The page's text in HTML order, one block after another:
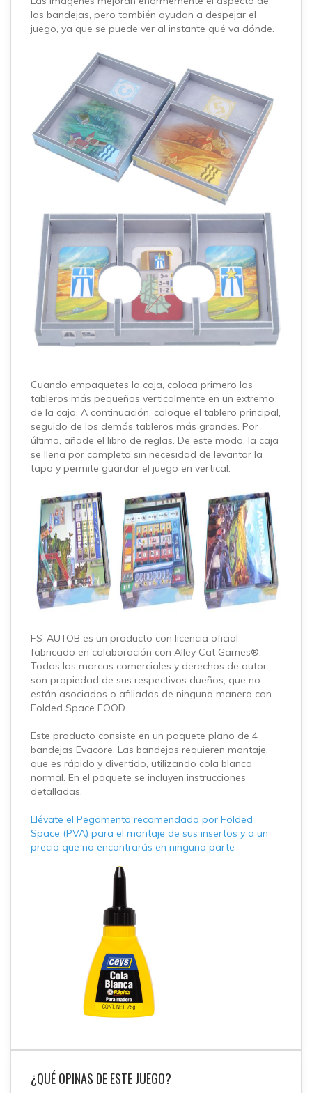
las bandejas, pero también ayudan a despejar el
juego, ya que se puede ver al instante qué va dónde.
Cuando empaquetes la caja, coloca primero los
tableros más pequeños verticalmente en un extremo
de la caja. A continuación, coloque el tablero principal,
seguido de los demás tableros más grandes. Por
último, añade el libro de reglas. De este modo, la caja
se llena por completo sin necesidad de levantar la
tapa y permite guardar el juego en vertical.
FS-AUTOB es un producto con licencia oficial
fabricado en colaboración con Alley Cat Games®.
Todas las marcas comerciales y derechos de autor
son propiedad de sus respectivos dueños, que no
están asociados o afiliados de ninguna manera con
Folded Space EOOD.
Este producto consiste en un paquete plano de 4
bandejas Evacore. Las bandejas requieren montaje,
que es rápido y divertido, utilizando cola blanca
normal. En el paquete se incluyen instrucciones
detalladas.
Llévate el Pegamento recomendado por Folded
Space (PVA) para el montaje de sus insertos y a un
precio que no encontrarás en ninguna parte
¿QUÉ OPINAS DE ESTE JUEGO?